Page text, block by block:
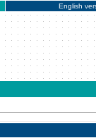
English